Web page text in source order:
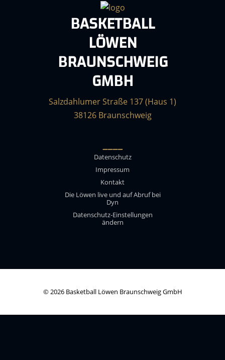
BASKETBALL
LÖWEN
BRAUNSCHWEIG
GMBH
Salzdahlumer Straße 137 (Haus 1)
38126 Braunschweig
____
Datenschutz
Impressum
Kontakt
Die Löwen live und auf Abruf bei
Dyn
Datenschutz-Einstellungen
ändern
© 2026 Basketball Löwen Braunschweig GmbH